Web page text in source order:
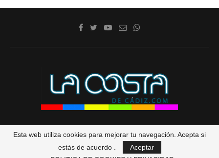
Esta web utiliza cookies para mejorar tu navegación. Acepta si
estás de acuerdo .
Aceptar